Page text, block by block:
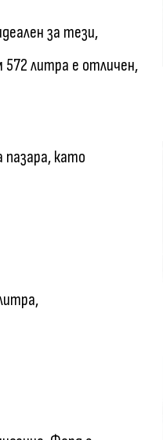
за тези,
литра е отличен,
като